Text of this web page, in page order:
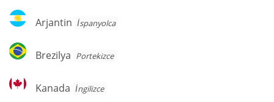
Arjantin
Arjantin İspanyolca
Brezilya
Brezilya Portekizce
Kanada
Kanada İngilizce